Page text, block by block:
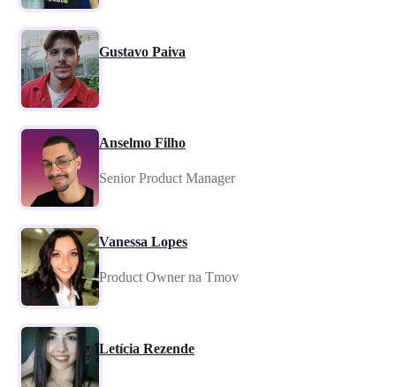
Gustavo Paiva
Anselmo Filho
Senior Product Manager
Vanessa Lopes
Product Owner na Tmov
Letícia Rezende